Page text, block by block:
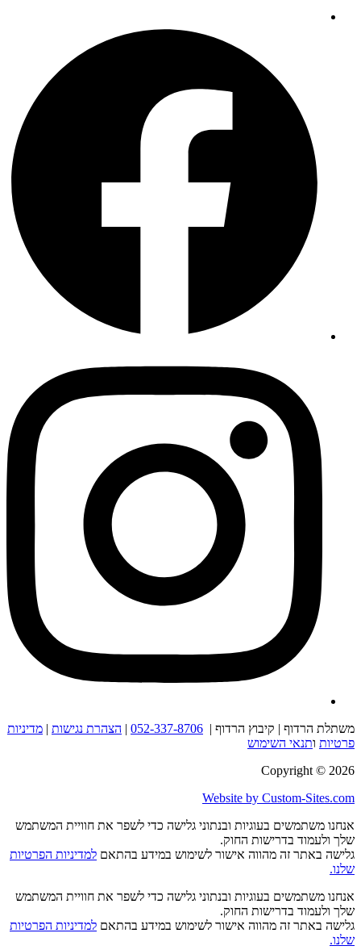
משתלת הרדוף | קיבוץ הרדוף | 052-337-8706
| הצהרת נגישות | מדיניות
פרטיות ותנאי השימוש
Copyright © 2026
Website by Custom-Sites.com
אנחנו משתמשים בעוגיות ובנתוני גלישה כדי לשפר את חוויית המשתמש
שלך ולעמוד בדרישות החוק.
גלישה באתר זה מהווה אישור לשימוש במידע בהתאם למדיניות הפרטיות
שלנו.
אנחנו משתמשים בעוגיות ובנתוני גלישה כדי לשפר את חוויית המשתמש
שלך ולעמוד בדרישות החוק.
גלישה באתר זה מהווה אישור לשימוש במידע בהתאם למדיניות הפרטיות
שלנו.